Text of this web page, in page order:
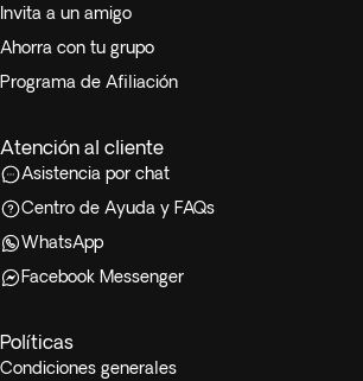
habitaciones lo más juntas posible. Los
siempre en una habitación con al menos 1
Asientos elevadores para coche:
Invita a un amigo
Ahorra con tu grupo
Programa de Afiliación
Atención al cliente
Asistencia por chat
Centro de Ayuda y FAQs
WhatsApp
Facebook Messenger
Políticas
Condiciones generales